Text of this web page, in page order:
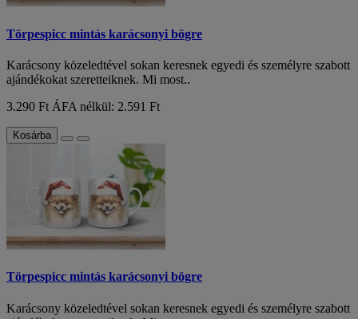
Törpespicc mintás karácsonyi bögre
Karácsony közeledtével sokan keresnek egyedi és személyre szabott
ajándékokat szeretteiknek. Mi most..
3.290 Ft ÁFA nélkül: 2.591 Ft
Kosárba
Törpespicc mintás karácsonyi bögre
Karácsony közeledtével sokan keresnek egyedi és személyre szabott